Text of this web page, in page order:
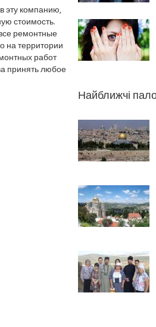
эту компанию,
стоимость.
ремонтные
на территории
работ
принять любое
Найближчі